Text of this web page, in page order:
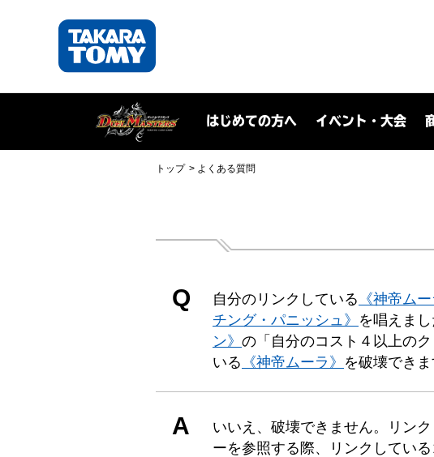
はじめての方へ イベント・大会
トップ よくある質問
Q 自分のリンクしている 《神帝ムー
チング・パニッシュ》 を唱えま
ン》 の「自分のコスト４以上の
いる 《神帝ムーラ》 を破壊できま
A
いいえ、破壊できません。リン
ーを参照する際、リンクしてい